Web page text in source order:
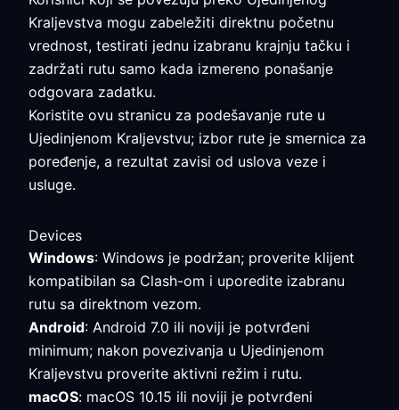
Kraljevstva mogu zabeležiti direktnu početnu
vrednost, testirati jednu izabranu krajnju tačku i
zadržati rutu samo kada izmereno ponašanje
odgovara zadatku.
Koristite ovu stranicu za podešavanje rute u
Ujedinjenom Kraljevstvu; izbor rute je smernica za
poređenje, a rezultat zavisi od uslova veze i
usluge.
Devices
Windows: Windows je podržan; proverite klijent
kompatibilan sa Clash-om i uporedite izabranu
rutu sa direktnom vezom.
Android: Android 7.0 ili noviji je potvrđeni
minimum; nakon povezivanja u Ujedinjenom
Kraljevstvu proverite aktivni režim i rutu.
macOS: macOS 10.15 ili noviji je potvrđeni